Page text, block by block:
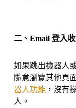
二、Email 登入
如果跳出機器人
隨意瀏覽其他頁
器人功能 ，沒有
人。